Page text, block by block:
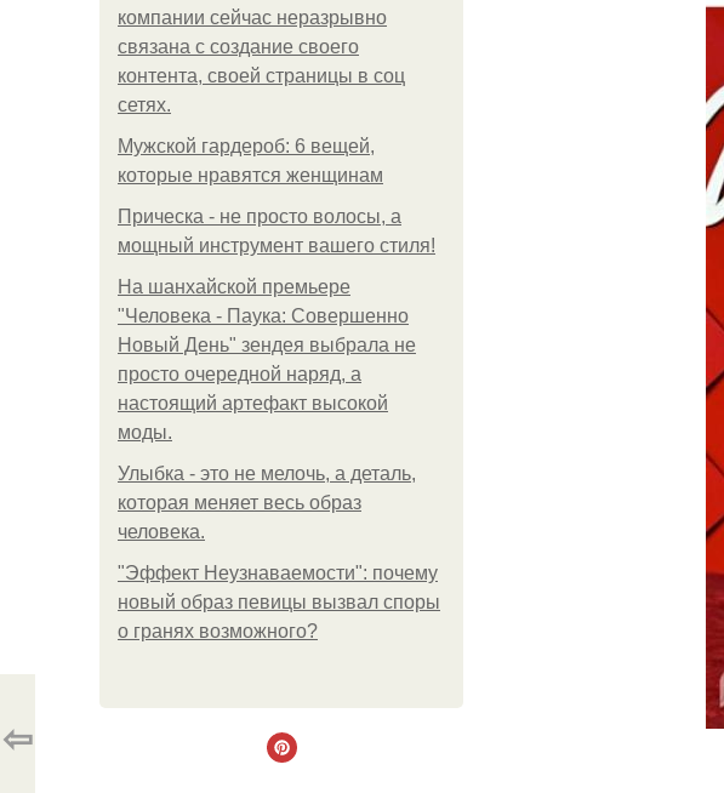
компании сейчас неразрывно
связана с создание своего
контента, своей страницы в соц
сетях.
Мужской гардероб: 6 вещей,
которые нравятся женщинам
Прическа - не просто волосы, а
мощный инструмент вашего стиля!
На шанхайской премьере
"Человека - Паука: Совершенно
Новый День" зендея выбрала не
просто очередной наряд, а
настоящий артефакт высокой
моды.
Улыбка - это не мелочь, а деталь,
которая меняет весь образ
человека.
"Эффект Неузнаваемости": почему
новый образ певицы вызвал споры
о гранях возможного?
⇦